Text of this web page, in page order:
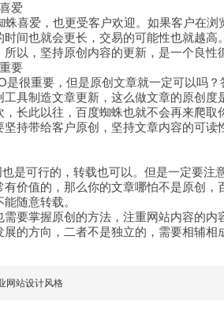
爱
喜爱，也更受客户欢迎。如果客户在
间也就会更长，交易的可能性也就越
以，坚持原创内容的更新，是一个良性
要
很重要，但是原创文章就一定可以吗
具制造文章更新，这么做文章的原创
长此以往，百度蜘蛛也就不会再来爬
持带给客户原创，坚持文章内容的可
是可行的，转载也可以。但是一定要
价值的，那么你的文章哪怕不是原创
随意转载。
要掌握原创的方法，注重网站内容的
的方向，二者不是独立的，需要相辅相
网站设计风格